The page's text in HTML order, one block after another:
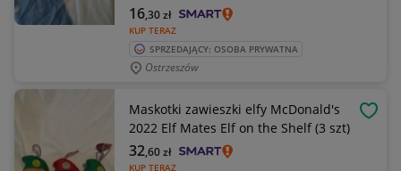
KUP TERAZ
16,30zł
SPRZEDAJĄCY: OSOBA PRYWATNA
Ostrzeszów
Maskotki zawieszki elfy McDonald's
2022 Elf Mates Elf on the Shelf (3 szt)
KUP TERAZ
32,60zł